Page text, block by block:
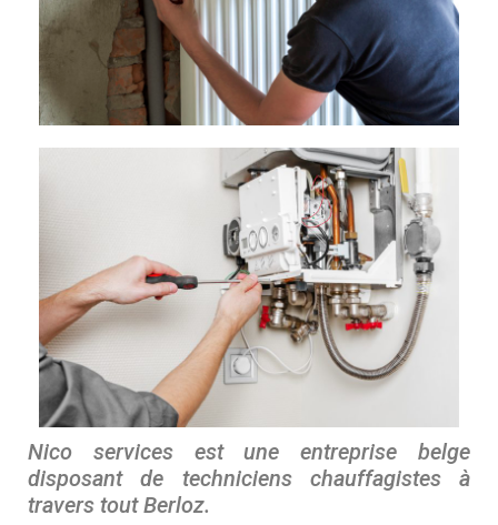
Nico services est une entreprise belge
disposant de techniciens chauffagistes à
travers tout Berloz.